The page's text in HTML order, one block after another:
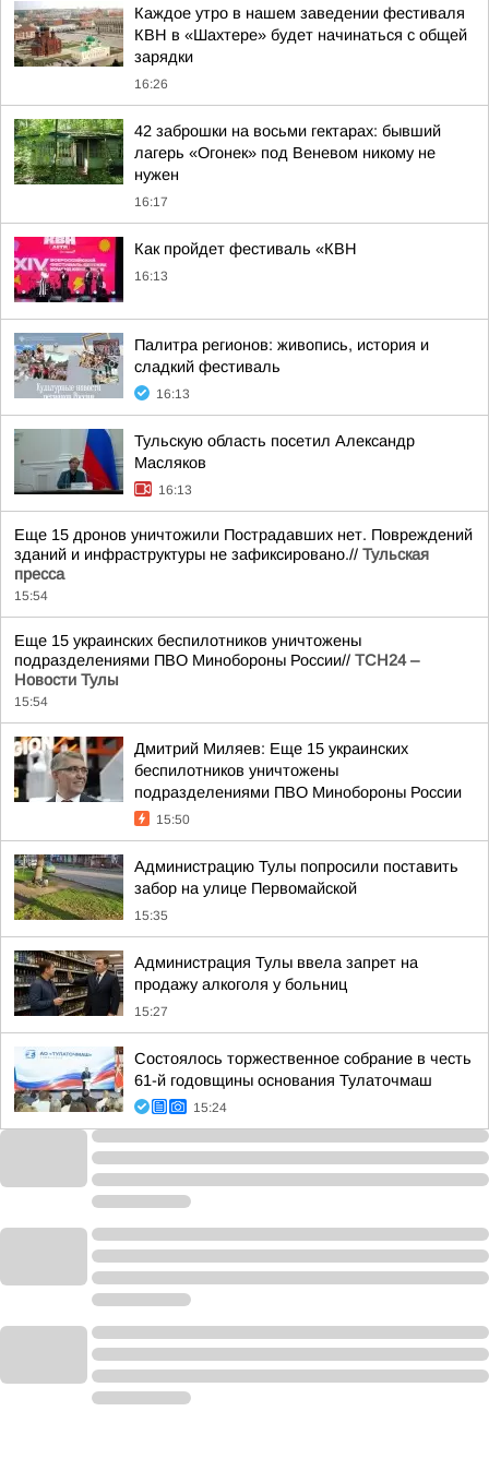
Каждое утро в нашем заведении фестиваля
КВН в «Шахтере» будет начинаться с общей
зарядки
16:26
42 заброшки на восьми гектарах: бывший
лагерь «Огонек» под Веневом никому не
нужен
16:17
Как пройдет фестиваль «КВН
16:13
Палитра регионов: живопись, история и
сладкий фестиваль
16:13
Тульскую область посетил Александр
Масляков
16:13
Еще 15 дронов уничтожили Пострадавших нет. Повреждений
зданий и инфраструктуры не зафиксировано.// Тульская
пресса
15:54
Еще 15 украинских беспилотников уничтожены
подразделениями ПВО Минобороны России// ТСН24 –
Новости Тулы
15:54
Дмитрий Миляев: Еще 15 украинских
беспилотников уничтожены
подразделениями ПВО Минобороны России
15:50
Администрацию Тулы попросили поставить
забор на улице Первомайской
15:35
Администрация Тулы ввела запрет на
продажу алкоголя у больниц
15:27
Состоялось торжественное собрание в честь
61-й годовщины основания Тулаточмаш
15:24